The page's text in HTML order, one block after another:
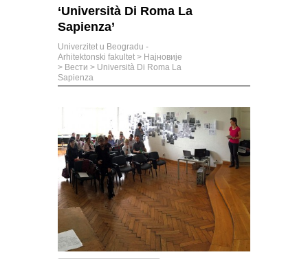
‘Università Di Roma La
Sapienza’
Univerzitet u Beogradu -
Arhitektonski fakultet > Најновије
> Вести > Università Di Roma La
Sapienza